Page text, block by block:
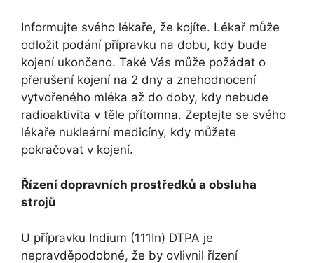
Informujte svého lékaře, že kojíte. Lékař může
odložit podání přípravku na dobu, kdy bude
kojení ukončeno. Také Vás může požádat o
přerušení kojení na 2 dny a znehodnocení
vytvořeného mléka až do doby, kdy nebude
radioaktivita v těle přítomna. Zeptejte se svého
lékaře nukleární medicíny, kdy můžete
pokračovat v kojení.
Řízení dopravních prostředků a obsluha
strojů
U přípravku Indium (111In) DTPA je
nepravděpodobné, že by ovlivnil řízení